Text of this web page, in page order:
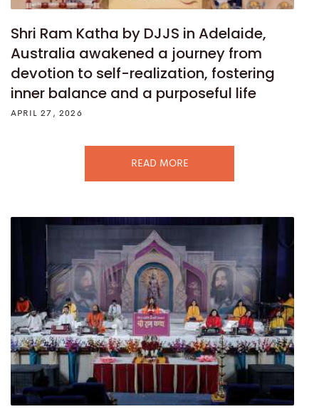
Shri Ram Katha by DJJS in Adelaide,
Australia awakened a journey from
devotion to self-realization, fostering
inner balance and a purposeful life
APRIL 27, 2026
READ MORE